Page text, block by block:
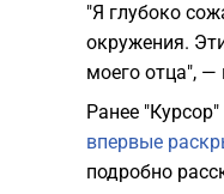
"Я глубоко
окружения.
моего отца", —
Ранее
впервые
подробно